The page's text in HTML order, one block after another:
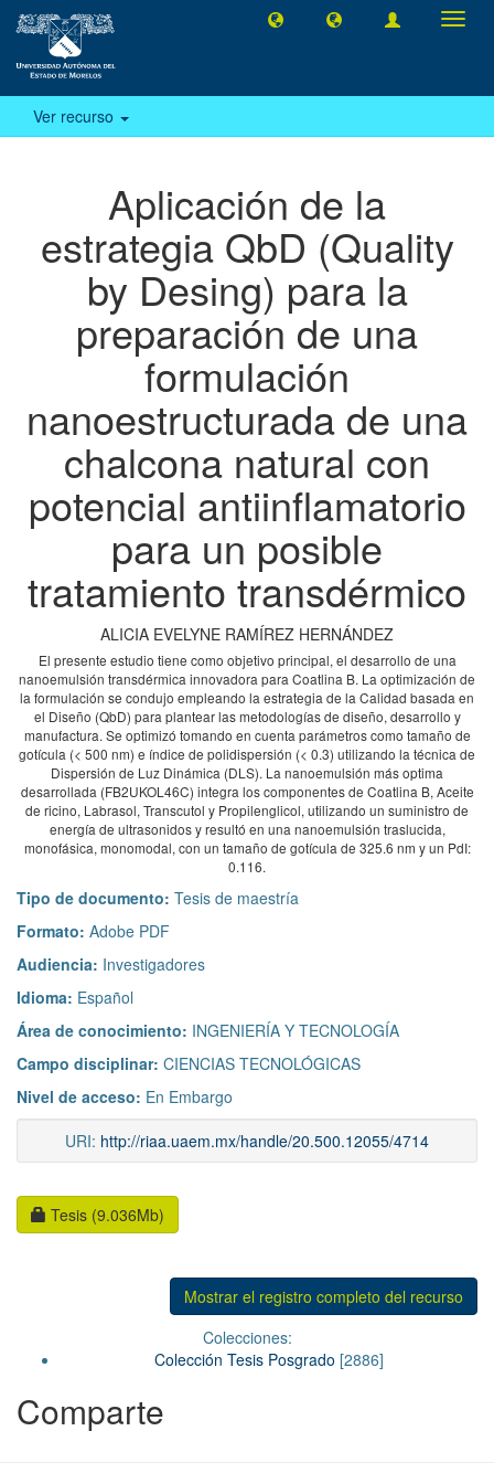
Ver recurso
Aplicación de la
estrategia QbD (Quality
by Desing) para la
preparación de una
formulación
nanoestructurada de una
chalcona natural con
potencial antiinflamatorio
para un posible
tratamiento transdérmico
ALICIA EVELYNE RAMÍREZ HERNÁNDEZ
El presente estudio tiene como objetivo principal, el desarrollo de una
nanoemulsión transdérmica innovadora para Coatlina B. La optimización de
la formulación se condujo empleando la estrategia de la Calidad basada en
el Diseño (QbD) para plantear las metodologías de diseño, desarrollo y
manufactura. Se optimizó tomando en cuenta parámetros como tamaño de
gotícula (< 500 nm) e índice de polidispersión (< 0.3) utilizando la técnica de
Dispersión de Luz Dinámica (DLS). La nanoemulsión más optima
desarrollada (FB2UKOL46C) integra los componentes de Coatlina B, Aceite
de ricino, Labrasol, Transcutol y Propilenglicol, utilizando un suministro de
energía de ultrasonidos y resultó en una nanoemulsión traslucida,
monofásica, monomodal, con un tamaño de gotícula de 325.6 nm y un PdI:
0.116.
Tipo de documento: Tesis de maestría
Formato: Adobe PDF
Audiencia: Investigadores
Idioma: Español
Área de conocimiento: INGENIERÍA Y TECNOLOGÍA
Campo disciplinar: CIENCIAS TECNOLÓGICAS
Nivel de acceso: En Embargo
URI: http://riaa.uaem.mx/handle/20.500.12055/4714
Tesis (9.036Mb)
Mostrar el registro completo del recurso
Colecciones:
Colección Tesis Posgrado [2886]
Comparte